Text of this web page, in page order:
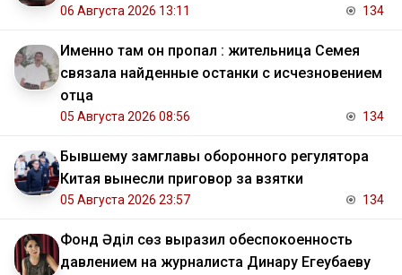
06 Августа 2026 13:11 134
Именно там он пропал : жительница Семея
связала найденные останки с исчезновением
отца
05 Августа 2026 08:56 134
Бывшему замглавы оборонного регулятора
Китая вынесли приговор за взятки
05 Августа 2026 23:57 134
Фонд Әділ сөз выразил обеспокоенность
давлением на журналиста Динару Егеубаеву